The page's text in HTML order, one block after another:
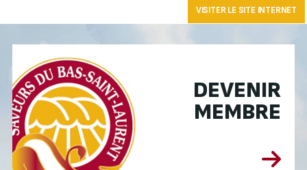
VISITER LE SITE INTERNET
DEVENIR
MEMBRE